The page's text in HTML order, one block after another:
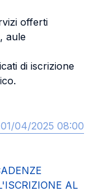
offerti
aule
di iscrizione
04/2025 08:00
AL